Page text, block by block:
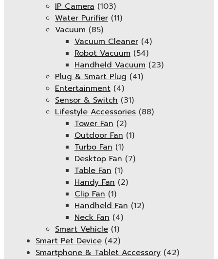
IP Camera (103)
Water Purifier (11)
Vacuum (85)
Vacuum Cleaner (4)
Robot Vacuum (54)
Handheld Vacuum (23)
Plug & Smart Plug (41)
Entertainment (4)
Sensor & Switch (31)
Lifestyle Accessories (88)
Tower Fan (2)
Outdoor Fan (1)
Turbo Fan (1)
Desktop Fan (7)
Table Fan (1)
Handy Fan (2)
Clip Fan (1)
Handheld Fan (12)
Neck Fan (4)
Smart Vehicle (1)
Smart Pet Device (42)
Smartphone & Tablet Accessory (42)